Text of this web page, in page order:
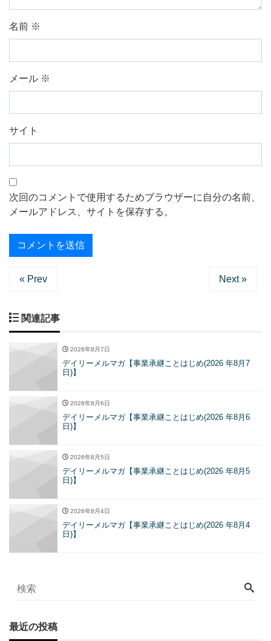
名前 ※
メール ※
サイト
次回のコメントで使用するためブラウザーに自分の名前、
メールアドレス、サイトを保存する。
« Prev Next »
関連記事
2026年8月7日
デイリーメルマガ【事業承継ことはじめ(2026 年8月7
日)】
2026年8月6日
デイリーメルマガ【事業承継ことはじめ(2026 年8月6
日)】
2026年8月5日
デイリーメルマガ【事業承継ことはじめ(2026 年8月5
日)】
2026年8月4日
デイリーメルマガ【事業承継ことはじめ(2026 年8月4
日)】
最近の投稿